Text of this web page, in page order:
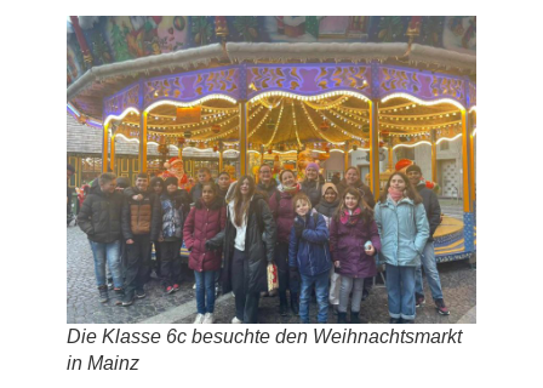
Die Klasse 6c besuchte den Weihnachtsmarkt
in Mainz